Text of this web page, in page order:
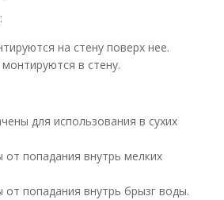
электронный лич.
- предназначеный для учета и
Распределительны..
на стену поверх нее.
в стену.
для использования в сухих
попадания внутрь мелких
попадания внутрь брызг воды.